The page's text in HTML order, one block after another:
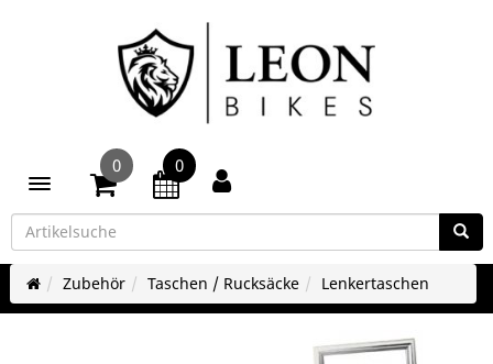
Toggle navigation
0 0
Zubehör Taschen / Rucksäcke Lenkertaschen